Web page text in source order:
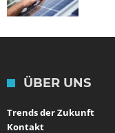
ÜBER UNS
Trends der Zukunft
Kontakt